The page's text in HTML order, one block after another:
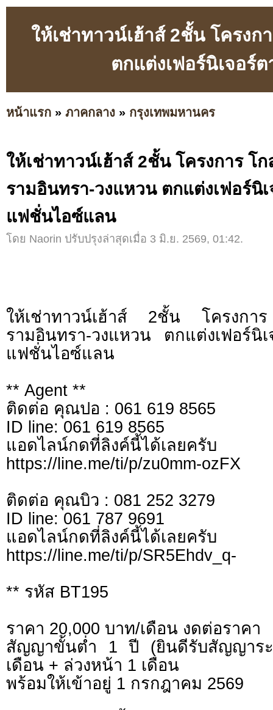
ให้เช่าทาวน์เฮ้าส์ 2ชั้น โครง
ตกแต่งเฟอร์นิเจอร์
หน้าแรก » ภาคกลาง » กรุงเทพมหานคร
ให้เช่าทาวน์เฮ้าส์ 2ชั้น โครงการ โ
รามอินทรา-วงแหวน ตกแต่งเฟอร์นิ
แฟชั่นไอซ์แลน
โดย Naorin ปรับปรุงล่าสุดเมื่อ 3 มิ.ย. 2569, 01:42.
ให้เช่าทาวน์เฮ้าส์ 2ชั้น โครงก
รามอินทรา-วงแหวน ตกแต่งเฟอร์นิ
แฟชั่นไอซ์แลน
** Agent **
ติดต่อ คุณปอ : 061 619 8565
ID line: 061 619 8565
แอดไลน์กดที่ลิงค์นี้ไ
https://line.me/ti/p/zu0mm-ozFX
ติดต่อ คุณบิว : 081 252 3279
ID line: 061 787 9691
แอดไลน์กดที่ลิงค์นี้ไ
https://line.me/ti/p/SR5Ehdv_q-
** รหัส BT195
ราคา 20,000 บาท/เดือน งดต่อราคา
สัญญาขั้นต่ำ 1 ปี (ยินดีรับสัญญาร
เดือน + ล่วงหน้า 1 เดือน
พร้อมให้เข้าอยู่ 1 กรกฎาคม 2569